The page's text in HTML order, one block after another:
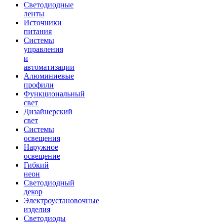
Светодиодные
ленты
Источники
питания
Системы
управления
и
автоматизации
Алюминиевые
профили
Функциональный
свет
Дизайнерский
свет
Системы
освещения
Наружное
освещение
Гибкий
неон
Светодиодный
декор
Электроустановочные
изделия
Светодиоды